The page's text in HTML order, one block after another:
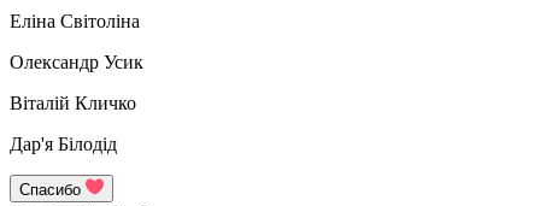
Еліна Світоліна
Олександр Усик
Віталій Кличко
Дар'я Білодід
Спасибо